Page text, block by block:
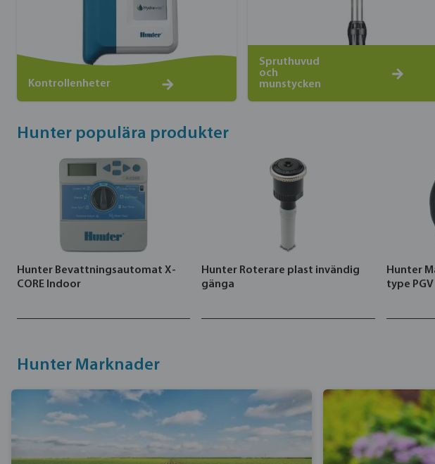
Kontrollenheter
Spruthuvud
och
munstycken
Hunter populära produkter
Hunter Bevattningsautomat X-
CORE Indoor
Hunter Roterare plast invändig
gänga
Hunter
type PGV
Hunter Marknader